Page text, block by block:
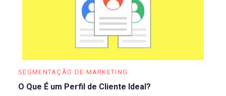
SEGMENTAÇÃO DE MARKETING
O Que É um Perfil de Cliente Ideal?